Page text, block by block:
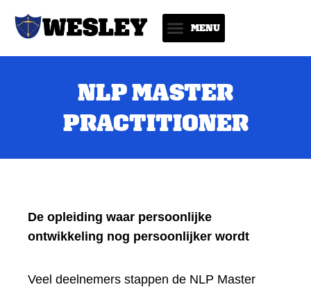
NLP MASTER
PRACTITIONER
De opleiding waar persoonlijke
ontwikkeling nog persoonlijker wordt
Veel deelnemers stappen de NLP Master